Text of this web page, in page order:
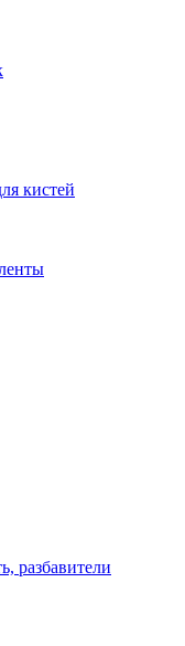
кистей
разбавители